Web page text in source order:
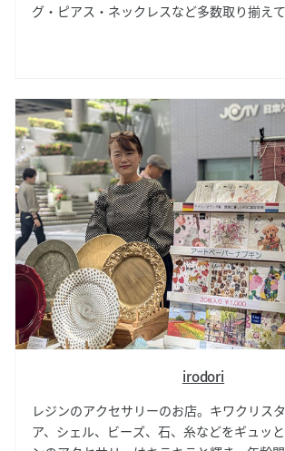
グ・ピアス・ネックレスなど多数取り揃え
irodori
レジンのアクセサリーのお店。キワクリス
ア、シェル、ビーズ、石、糸などをギュッ